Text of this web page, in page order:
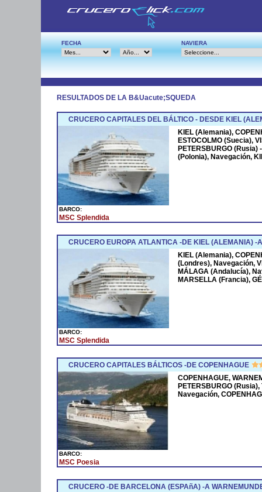
FECHA NAVIERA
RESULTADOS DE LA B&Uacute;SQUEDA
CRUCERO CAPITALES DEL BÁLTICO - DESDE KIEL
BARCO:
MSC Splendida
KIEL (Alemania),
ESTOCOLMO (Suecia),
PETERSBURGO (Rusia)
(Polonia), Navegación,
CRUCERO EUROPA ATLANTICA -DE KIEL (ALEMANIA) -
BARCO:
MSC Splendida
KIEL (Alemania),
(Londres), Navegación,
MÁLAGA (Andalucía),
MARSELLA (Francia),
CRUCERO CAPITALES BÁLTICOS -DE COPENHAGUE
BARCO:
MSC Poesia
COPENHAGUE,
PETERSBURGO
Navegación,
CRUCERO -DE BARCELONA (ESPAñA) -A